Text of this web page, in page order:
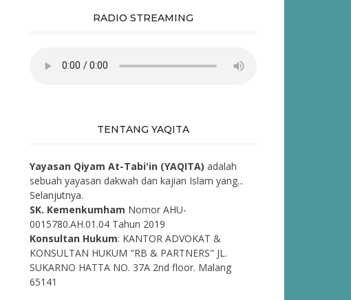
RADIO STREAMING
TENTANG YAQITA
Yayasan Qiyam At-Tabi'in (YAQITA) adalah
sebuah yayasan dakwah dan kajian Islam yang...
Selanjutnya.
SK. Kemenkumham Nomor AHU-
0015780.AH.01.04 Tahun 2019
Konsultan Hukum: KANTOR ADVOKAT &
KONSULTAN HUKUM "RB & PARTNERS" JL.
SUKARNO HATTA NO. 37A 2nd floor. Malang
65141